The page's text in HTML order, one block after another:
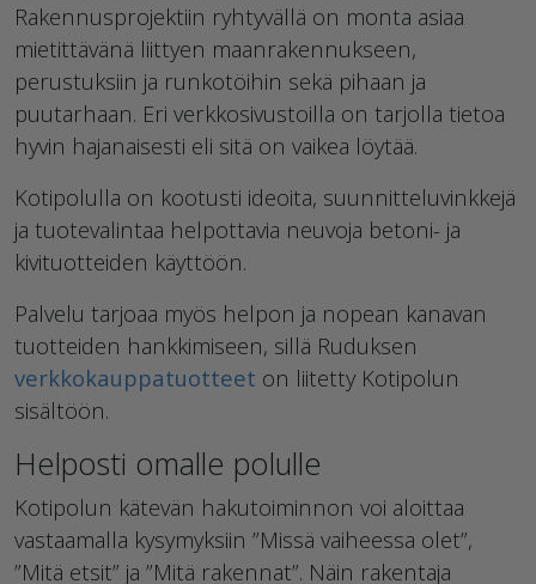
Rakennusprojektiin ryhtyvällä on monta asiaa
mietittävänä liittyen maanrakennukseen,
perustuksiin ja runkotöihin sekä pihaan ja
puutarhaan. Eri verkkosivustoilla on tarjolla tietoa
hyvin hajanaisesti eli sitä on vaikea löytää.
Kotipolulla on kootusti ideoita, suunnitteluvinkkejä
ja tuotevalintaa helpottavia neuvoja betoni- ja
kivituotteiden käyttöön.
Palvelu tarjoaa myös helpon ja nopean kanavan
tuotteiden hankkimiseen, sillä Ruduksen
verkkokauppatuotteet on liitetty Kotipolun
sisältöön.
Helposti omalle polulle
Kotipolun kätevän hakutoiminnon voi aloittaa
vastaamalla kysymyksiin ”Missä vaiheessa olet”,
”Mitä etsit” ja ”Mitä rakennat”. Näin rakentaja